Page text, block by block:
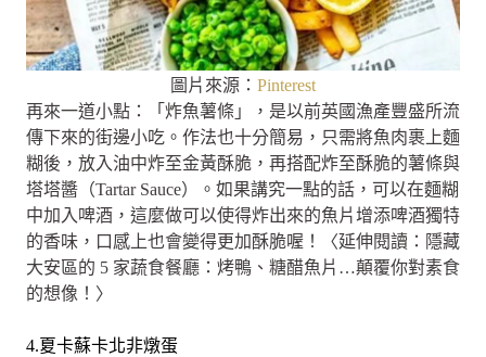
圖片來源： Pinterest
再來一道小點：「炸魚薯條」，是以前英國漁產豐盛所流
傳下來的街邊小吃。作法也十分簡易，只需將魚肉裹上麵
糊後，放入油中炸至金黃酥脆，再搭配炸至酥脆的薯條與
塔塔醬（Tartar Sauce）。如果講究一點的話，可以在麵糊
中加入啤酒，這麼做可以使得炸出來的魚片增添啤酒獨特
的香味，口感上也會變得更加酥脆喔！〈延伸閱讀：隱藏
大安區的 5 家蔬食餐廳：烤鴨、糖醋魚片…顛覆你對素食
的想像！〉
4.夏卡蘇卡北非燉蛋